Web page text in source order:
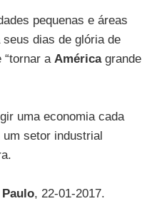
pequenas e áreas
dias de glória de
“tornar a Américagrande
uma economia cada
setor industrial
, 22-01-2017.